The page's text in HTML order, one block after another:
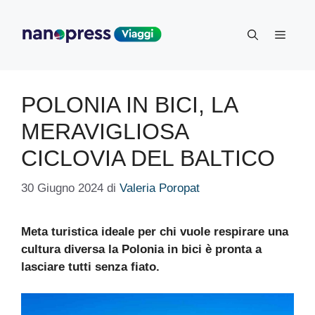
contenuto
Menu
POLONIA IN BICI, LA
MERAVIGLIOSA
CICLOVIA DEL BALTICO
30 Giugno 2024 di Valeria Poropat
Meta turistica ideale per chi vuole respirare una
cultura diversa la Polonia in bici è pronta a
lasciare tutti senza fiato.